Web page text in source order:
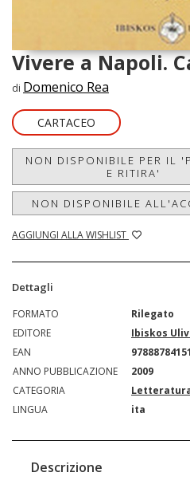
Vivere a Napoli.
di Domenico Rea
CARTACEO
NON DISPONIBILE PER IL
E RITIRA'
NON DISPONIBILE
AGGIUNGI ALLA WISHLIST
Dettagli
FORMATO
Rilegato
EDITORE
Ibiskos
EAN
ANNO PUBBLICAZIONE
2009
CATEGORIA
LINGUA
ita
Descrizione